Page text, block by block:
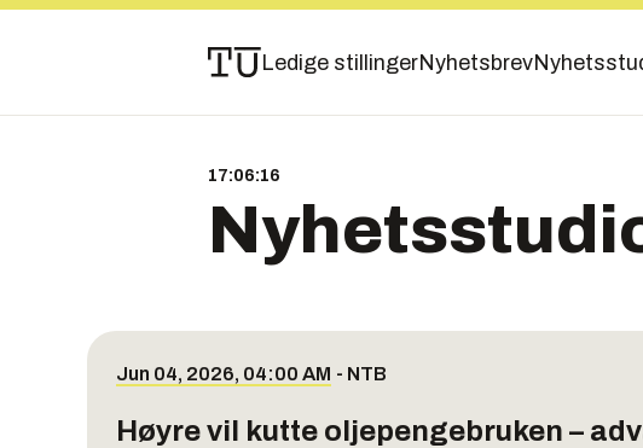
Ledige stillingerNyhetsbrev
17:06:17
Jun 04, 2026, 04:00 AM - NTB
Høyre vil kutte oljepengebruken –